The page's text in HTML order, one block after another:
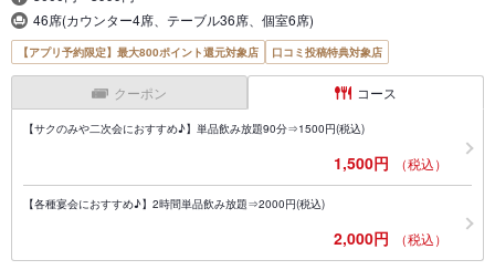
46席(カウンター4席、テーブル36席、個室6席)
【アプリ予約限定】最大800ポイント還元対象店 口コミ投稿特典対象店
クーポン コース
【サクのみや二次会におすすめ♪】単品飲み放題90分⇒1500円(税込)
1,500円 （税込）
【各種宴会におすすめ♪】2時間単品飲み放題⇒2000円(税込)
2,000円 （税込）